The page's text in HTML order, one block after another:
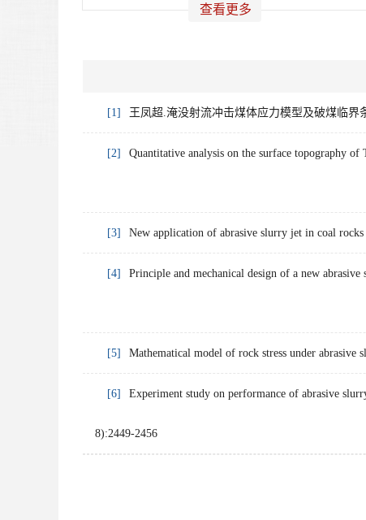
查看更多
[1] 王凤超.淹没射流冲击煤体应力模型及破煤临界
[2] Quantitative analysis on the surface topography
[3] New application of abrasive slurry jet in coal
[4] Principle and mechanical design of a new
[5] Mathematical model of rock stress under abrasive
[6] Experiment study on performance of abrasive
8):2449-2456